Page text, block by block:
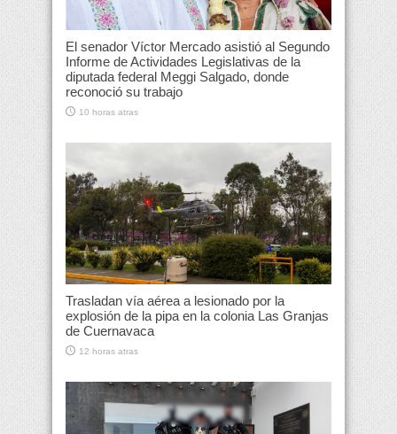
El senador Víctor Mercado asistió al Segundo
Informe de Actividades Legislativas de la
diputada federal Meggi Salgado, donde
reconoció su trabajo
10 horas atras
Trasladan vía aérea a lesionado por la
explosión de la pipa en la colonia Las Granjas
de Cuernavaca
12 horas atras